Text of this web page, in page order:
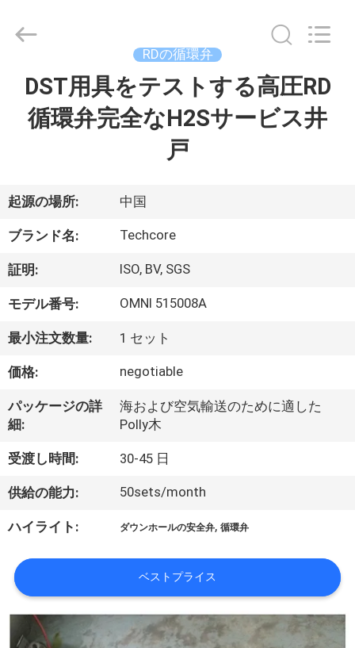
ダ
ク
ト
私
に
つ
い
て
工
場
旅
行
2018
RDの循環弁
DST用具をテストする高圧RD
循環弁完全なH2Sサービス井
戸
起源の場所: 中国
ブランド名: Techcore
証明: ISO, BV, SGS
モデル番号: OMNI 515008A
最小注文数量: 1 セット
価格: negotiable
パッケージの詳
細:
海および空気輸送のために適した
Polly木
受渡し時間: 30-45 日
供給の能力: 50sets/month
ハイライト: ダウンホールの安全弁,循環弁
ベストプライス